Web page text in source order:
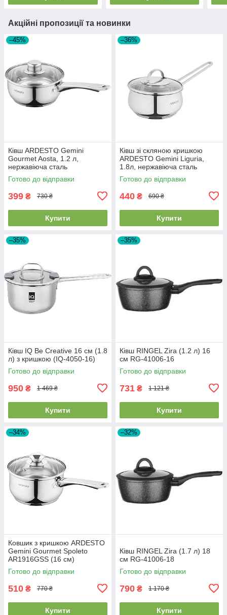
Акційні пропозиції та новинки
–45%
Ківш ARDESTO Gemini
Gourmet Aosta, 1.2 л,
нержавіюча сталь
(AR1912BS)
Готово до відправки
399 ₴ 730 ₴
Купити
–36%
Ківш зі скляною кришкою
ARDESTO Gemini Liguria,
1.8л, нержавіюча сталь
AR4318GB
Готово до відправки
440 ₴ 690 ₴
Купити
–35%
Ківш IQ Be Creative 16 см (1.8
л) з кришкою (IQ-4050-16)
Готово до відправки
950 ₴ 1 469 ₴
Купити
–35%
Ківш RINGEL Zira (1.2 л) 16
см RG-41006-16
Готово до відправки
731 ₴ 1 121 ₴
Купити
–34%
Ковшик з кришкою ARDESTO
Gemini Gourmet Spoleto
AR1916GSS (16 см)
Готово до відправки
510 ₴ 770 ₴
Купити
–32%
Ківш RINGEL Zira (1.7 л) 18
см RG-41006-18
Готово до відправки
790 ₴ 1 170 ₴
Купити